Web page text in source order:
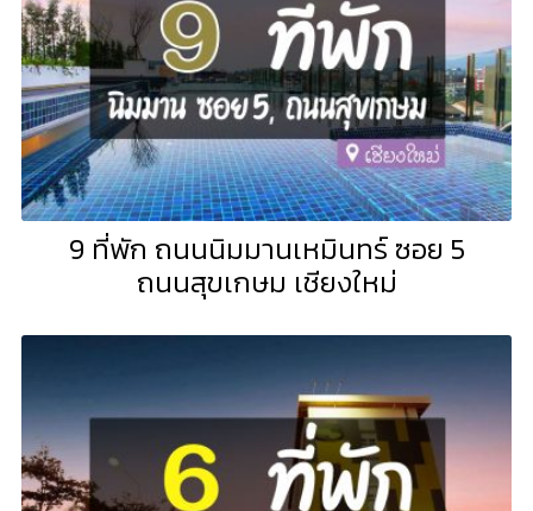
9 ที่พัก ถนนนิมมานเหมินทร์ ซอย 5
ถนนสุขเกษม เชียงใหม่